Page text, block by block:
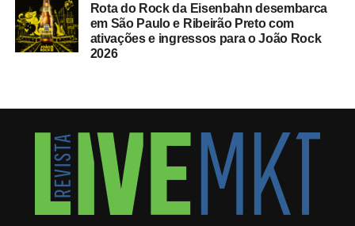
Rota do Rock da Eisenbahn desembarca
em São Paulo e Ribeirão Preto com
ativações e ingressos para o João Rock
2026